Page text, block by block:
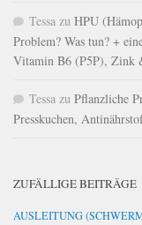
Tessa zu HPU
Problem? Was tun? +
Vitamin B6 (P5P), Zink
Tessa zu Pflanzliche
Presskuchen,
ZUFÄLLIGE BEITRÄGE
AUSLEITUNG